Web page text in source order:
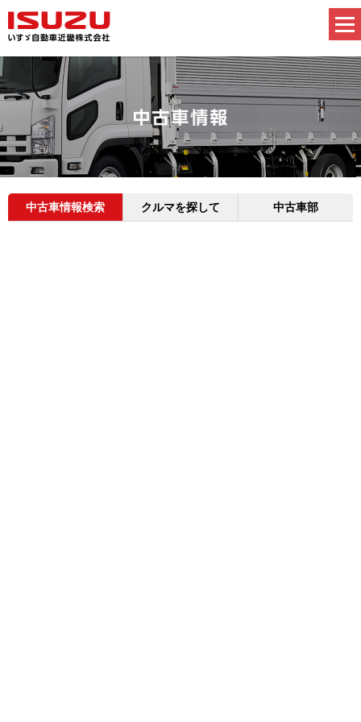
中古車情報検索 クルマを探して 中古車部